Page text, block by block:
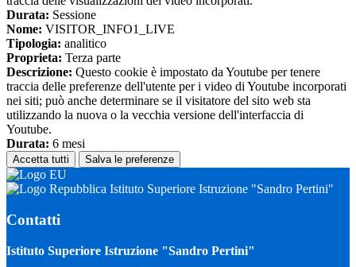
Durata: Sessione
Nome: VISITOR_INFO1_LIVE
Tipologia: analitico
Proprieta: Terza parte
Descrizione: Questo cookie è impostato da Youtube per tenere
traccia delle preferenze dell'utente per i video di Youtube incorporati
nei siti; può anche determinare se il visitatore del sito web sta
utilizzando la nuova o la vecchia versione dell'interfaccia di
Youtube.
Durata: 6 mesi
Accetta tutti Salva le preferenze
Istituto Superiore Istruzione "Sandro Pertini"
Contatti
Istituto Superiore Istruzione "Sandro Pertini"